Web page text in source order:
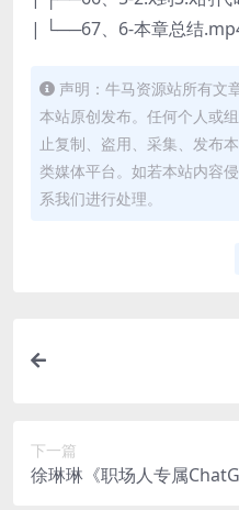
| └──67、6-本章总结
声明：牛马资源站所有文
本站原创发布。任何个人或
止复制、盗用、采集、发布
类媒体平台。如若本站内容
系我们进行处理。
下一篇
徐琳琳《职场人专属